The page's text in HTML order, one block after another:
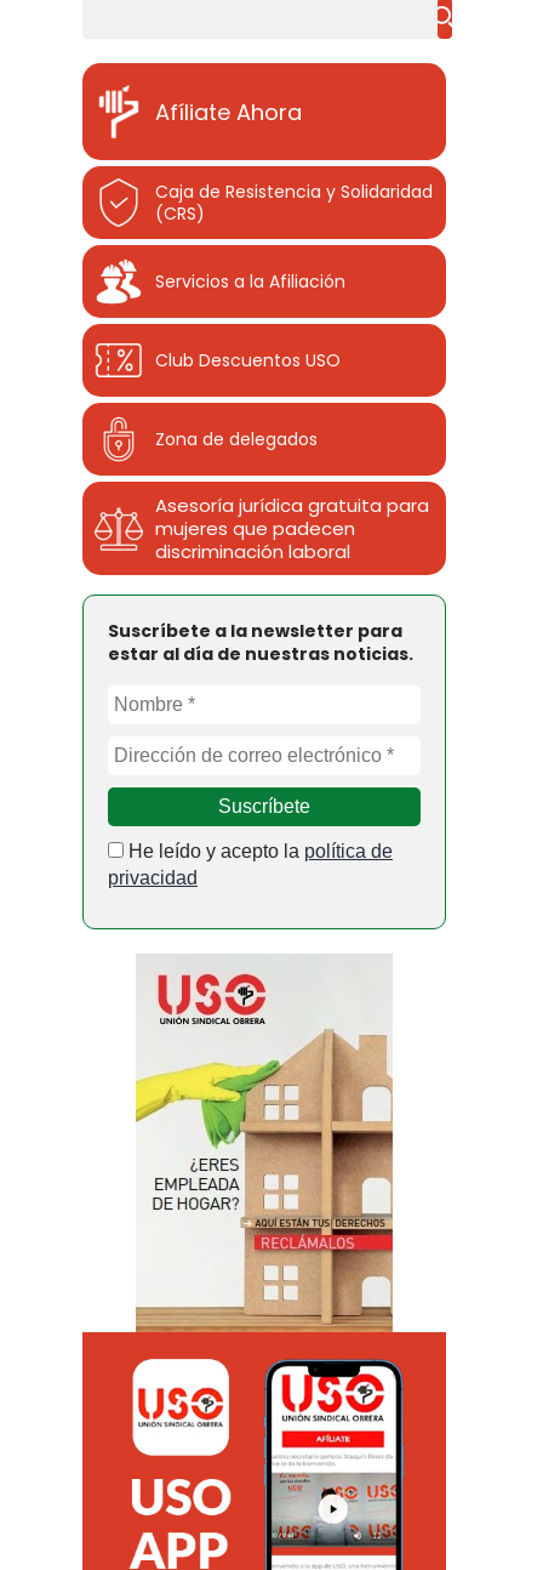
Afíliate Ahora
Caja de Resistencia y Solidaridad
(CRS)
Servicios a la Afiliación
Club Descuentos USO
Zona de delegados
Asesoría jurídica gratuita para
mujeres que padecen
discriminación laboral
Suscríbete a la newsletter para
estar al día de nuestras noticias.
He leído y acepto la política de
privacidad